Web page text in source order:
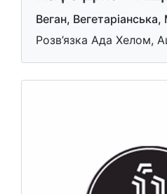
Веган,
Розв’язка Ада Хелом,